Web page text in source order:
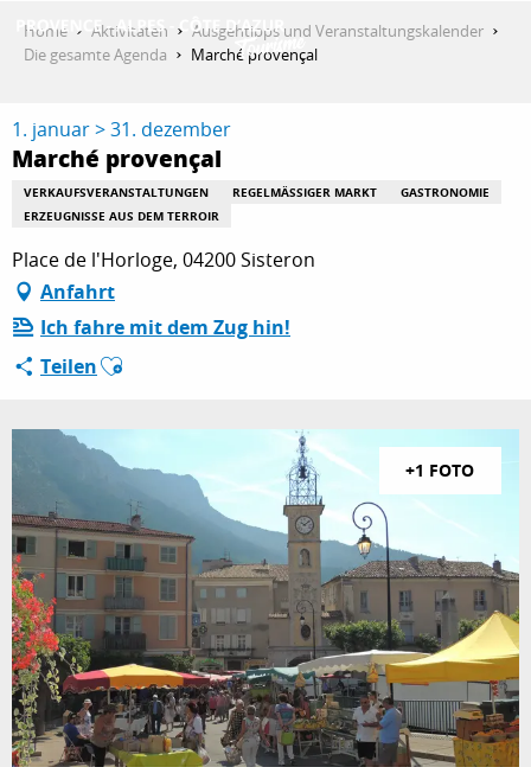
contenu
AKTIVITÄTEN
AUFENTHALT
ESPACE PRO
Home Aktivitäten
Ausgehtipps und Veranstaltungskalender
Die gesamte Agenda
Marché provençal
1. januar > 31. dezember
Marché provençal
VERKAUFSVERANSTALTUNGEN REGELMÄSSIGER MARKT
GASTRONOMIE
ERZEUGNISSE AUS DEM TERROIR
Place de l'Horloge, 04200 Sisteron
Anfahrt
Ich fahre mit dem Zug hin!
TeilenAjouter aux favoris
+1 FOTO